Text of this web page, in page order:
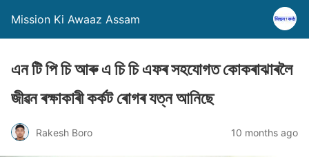
Mission Ki Awaaz Assam
এন টি পি চি আৰু এ চি চি এফৰ সহযোগত কোকৰাঝাৰলৈ
জীৱন ৰক্ষাকাৰী কৰ্কট ৰোগৰ যত্ন আনিছে
Rakesh Boro 10 months ago